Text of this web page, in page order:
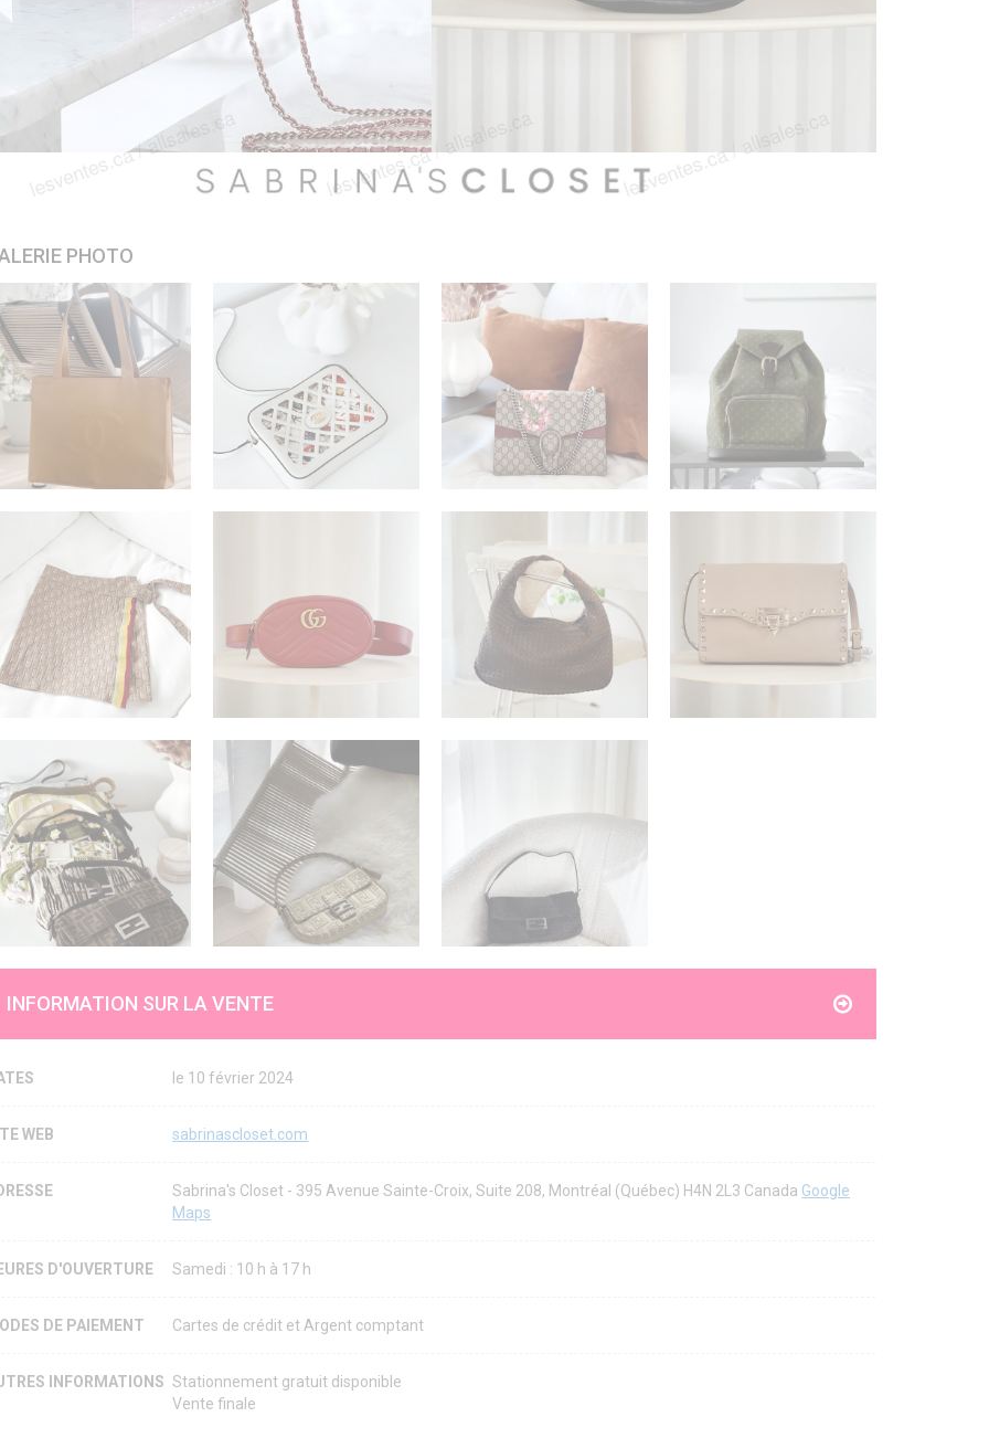
PHOTO
INFORMATION SUR LA VENTE
le 10 février 2024
WEB sabrinascloset.com
Sabrina's Closet - 395 Avenue Sainte-Croix, Suite 208, Montréal (Québec) H4N 2L3 Canada Google
Maps
D'OUVERTURE Samedi : 10 h à 17 h
DE PAIEMENT Cartes de crédit et Argent comptant
INFORMATIONS Stationnement gratuit disponible
Vente finale